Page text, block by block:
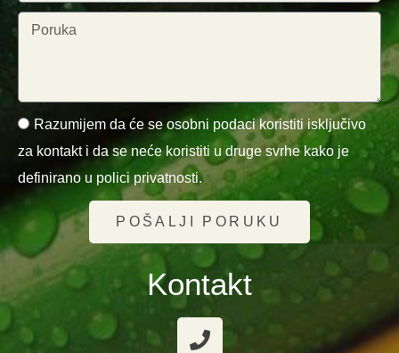
Razumijem da će se osobni podaci koristiti isključivo
za kontakt i da se neće koristiti u druge svrhe kako je
definirano u polici privatnosti.
POŠALJI PORUKU
Kontakt